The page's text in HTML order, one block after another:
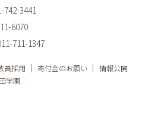
742-3441
6070
711-1347
員採用 寄付金のお願い
情報公開
学園